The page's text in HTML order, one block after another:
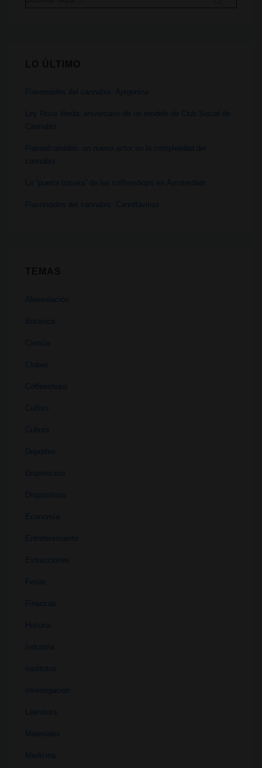
Flavonoides del cannabis: Apigenina
Ley Rosa Verda: aniversario de un modelo de Club Social de
Cannabis
Flavoalcaloides: un nuevo actor en la complejidad del
cannabis
La “puerta trasera” de los coffeeshops en Ámsterdam
Flavonoides del cannabis: Cannflavinas
Alimentación
Botánica
Ciencia
Clubes
Coffeeshops
Cultivo
Cultura
Deportes
Dispensario
Dispositivos
Economía
Entretenimiento
Extracciones
Ferias
Finanzas
Historia
Industria
Institutos
Investigación
Literatura
Materiales
Medicina